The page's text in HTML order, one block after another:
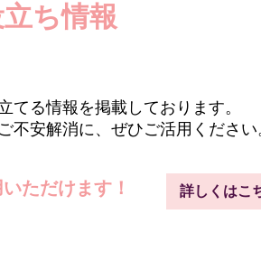
ち情報
てる情報を掲載しております。
不安解消に、ぜひご活用ください
詳しくはこ
ただけます！